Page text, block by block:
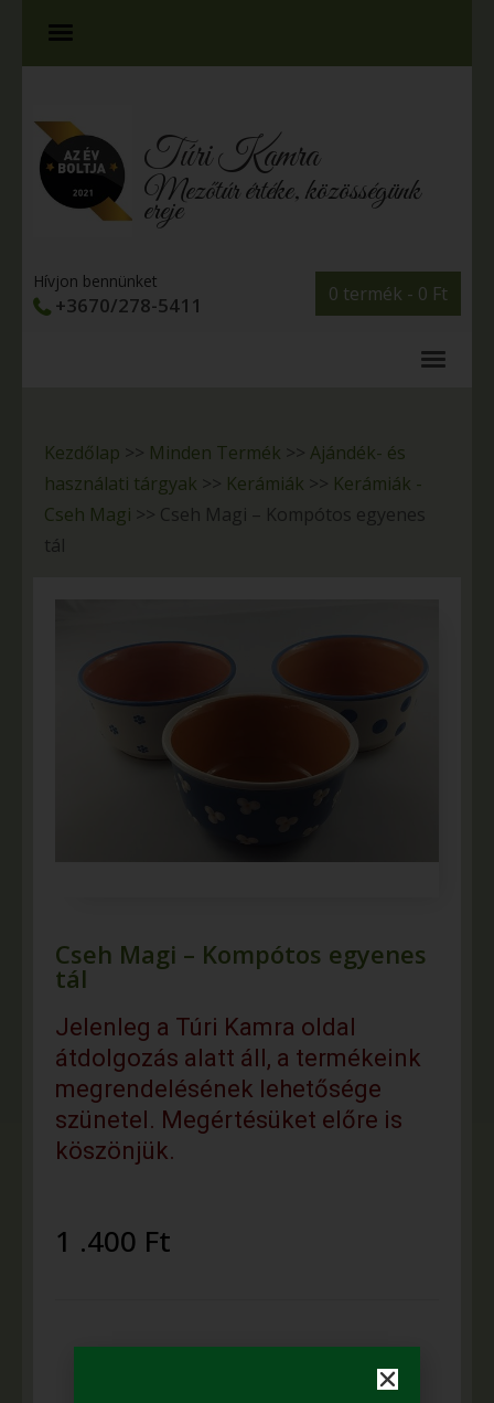
Túri Kamra
Mezőtúr értéke, közösségünk
ereje
0 termék - 0 Ft
Hívjon bennünket
+3670/278-5411
Kezdőlap >> Minden Termék >> Ajándék- és
használati tárgyak >> Kerámiák >> Kerámiák -
Cseh Magi >> Cseh Magi – Kompótos egyenes
tál
Cseh Magi – Kompótos egyenes
tál
Jelenleg a Túri Kamra oldal
átdolgozás alatt áll, a termékeink
megrendelésének lehetősége
szünetel. Megértésüket előre is
köszönjük.
1 .400 Ft